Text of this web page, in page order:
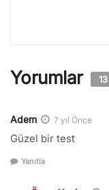
Yorumlar 13
Adem 7 yıl Önce
Güzel bir test
Yanıtla